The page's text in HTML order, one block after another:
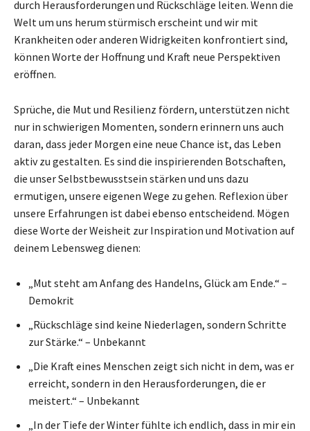
durch Herausforderungen und Rückschläge leiten. Wenn die
Welt um uns herum stürmisch erscheint und wir mit
Krankheiten oder anderen Widrigkeiten konfrontiert sind,
können Worte der Hoffnung und Kraft neue Perspektiven
eröffnen.
Sprüche, die Mut und Resilienz fördern, unterstützen nicht
nur in schwierigen Momenten, sondern erinnern uns auch
daran, dass jeder Morgen eine neue Chance ist, das Leben
aktiv zu gestalten. Es sind die inspirierenden Botschaften,
die unser Selbstbewusstsein stärken und uns dazu
ermutigen, unsere eigenen Wege zu gehen. Reflexion über
unsere Erfahrungen ist dabei ebenso entscheidend. Mögen
diese Worte der Weisheit zur Inspiration und Motivation auf
deinem Lebensweg dienen:
„Mut steht am Anfang des Handelns, Glück am Ende.“ –
Demokrit
„Rückschläge sind keine Niederlagen, sondern Schritte
zur Stärke.“ – Unbekannt
„Die Kraft eines Menschen zeigt sich nicht in dem, was er
erreicht, sondern in den Herausforderungen, die er
meistert.“ – Unbekannt
„In der Tiefe der Winter fühlte ich endlich, dass in mir ein